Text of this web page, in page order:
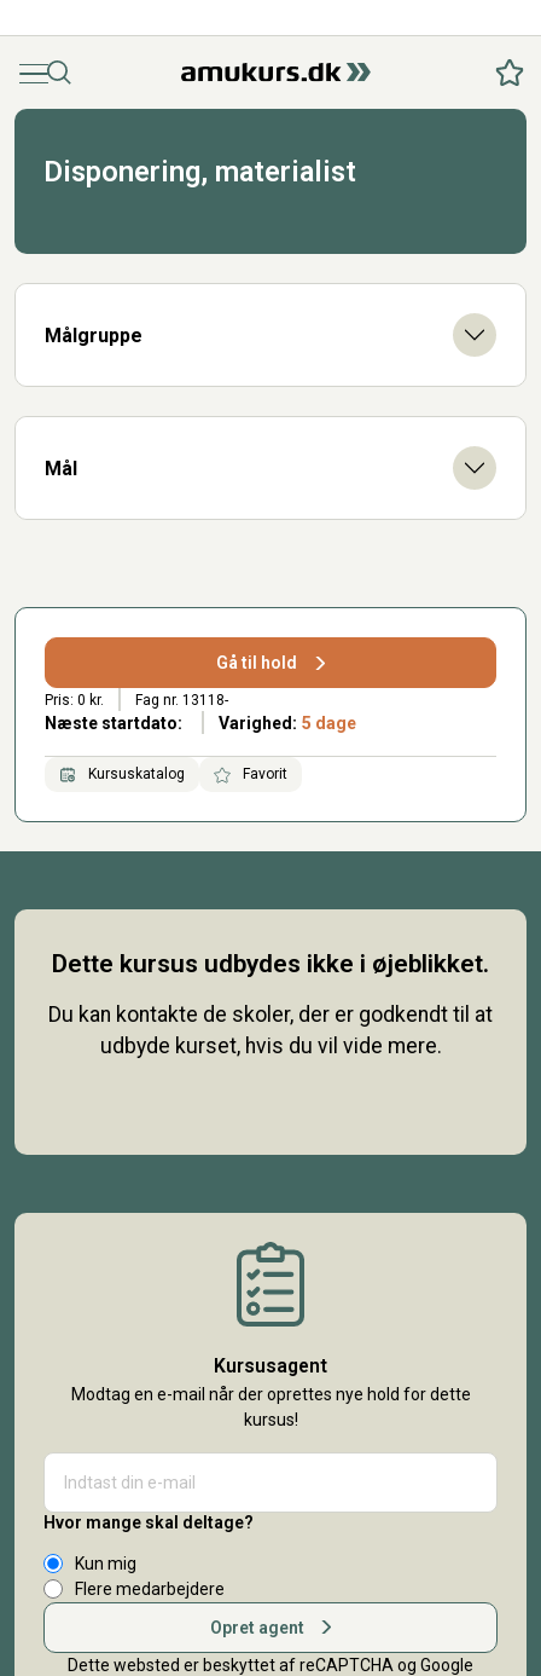
MenuSøg
Disponering, materialist
Målgruppe
Mål
Gå til hold
Pris: 0 kr. Fag nr. 13118-
Næste startdato: Varighed: 5 dage
Kursuskatalog Favorit
Dette kursus udbydes ikke i øjeblikket.
Du kan kontakte de skoler, der er godkendt til at
udbyde kurset, hvis du vil vide mere.
Kursusagent
Modtag en e-mail når der oprettes nye hold for dette
kursus!
Hvor mange skal deltage?
Kun mig
Flere medarbejdere
Opret agent
Dette websted er beskyttet af reCAPTCHA og Google